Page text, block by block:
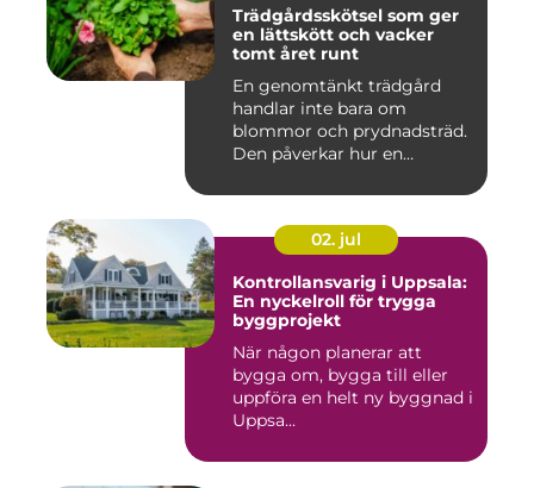
Trädgårdsskötsel som ger
en lättskött och vacker
tomt året runt
En genomtänkt trädgård
handlar inte bara om
blommor och prydnadsträd.
Den påverkar hur en
02. jul
Kontrollansvarig i Uppsala:
En nyckelroll för trygga
byggprojekt
När någon planerar att
bygga om, bygga till eller
uppföra en helt ny byggnad i
Uppsa...